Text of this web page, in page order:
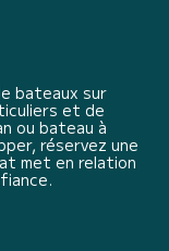
bateaux sur
et de
ou bateau à
réservez une
met en relation